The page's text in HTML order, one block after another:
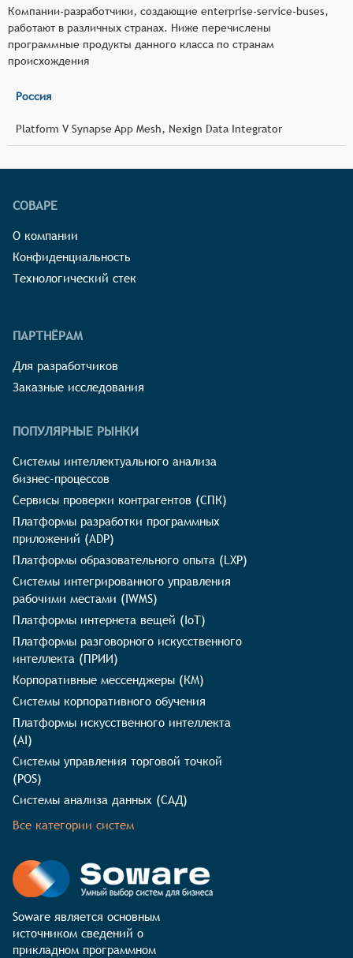
Компании-разработчики, создающие enterprise-service-buses,
работают в различных странах. Ниже перечислены
программные продукты данного класса по странам
происхождения
Россия
Platform V Synapse App Mesh, Nexign Data Integrator
СОВАРЕ
О компании
Конфиденциальность
Технологический стек
ПАРТНЁРАМ
Для разработчиков
Заказные исследования
ПОПУЛЯРНЫЕ РЫНКИ
Системы интеллектуального анализа
бизнес-процессов
Сервисы проверки контрагентов (СПК)
Платформы разработки программных
приложений (ADP)
Платформы образовательного опыта (LXP)
Системы интегрированного управления
рабочими местами (IWMS)
Платформы интернета вещей (IoT)
Платформы разговорного искусственного
интеллекта (ПРИИ)
Корпоративные мессенджеры (КМ)
Системы корпоративного обучения
Платформы искусственного интеллекта
(AI)
Системы управления торговой точкой
(POS)
Системы анализа данных (САД)
Все категории систем
Soware является основным
источником сведений о
прикладном программном